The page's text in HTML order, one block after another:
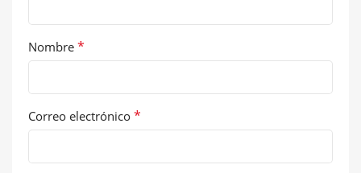
Nombre *
Correo electrónico *